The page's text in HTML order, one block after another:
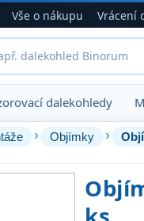
Vše o nákupu Vrácení
dalekohledy
› Objímky ›